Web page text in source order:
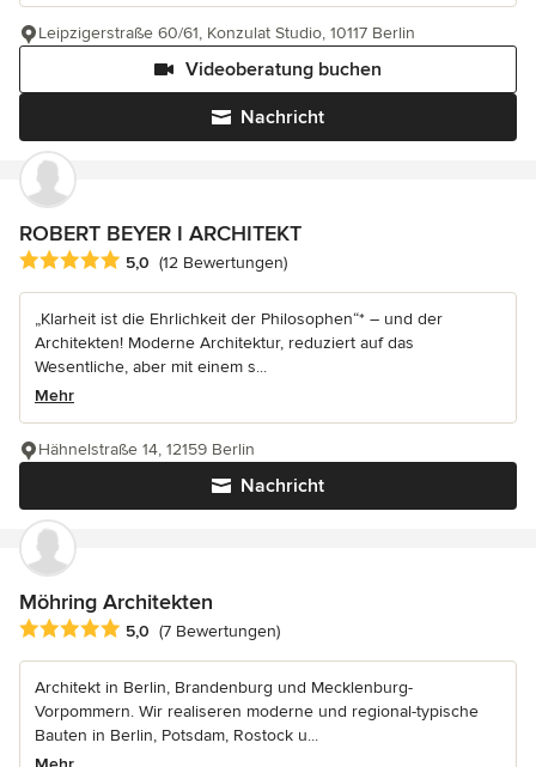
Nachricht
Videoberatung buchen
Leipzigerstraße 60/61, Konzulat Studio, 10117 Berlin
ROBERT BEYER I ARCHITEKT
Durchschnittliche Bewertung: 5 von 5 Sternen
5,0 (12 Bewertungen)
„Klarheit ist die Ehrlichkeit der Philosophen“* – und der
Architekten! Moderne Architektur, reduziert auf das
Wesentliche, aber mit einem s...
Mehr
Nachricht
Hähnelstraße 14, 12159 Berlin
Möhring Architekten
Durchschnittliche Bewertung: 5 von 5 Sternen
5,0 (7 Bewertungen)
Architekt in Berlin, Brandenburg und Mecklenburg-
Vorpommern. Wir realiseren moderne und regional-typische
Bauten in Berlin, Potsdam, Rostock u...